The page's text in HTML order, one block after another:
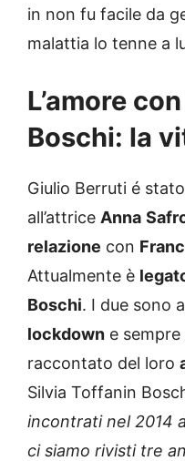
in non fu facile da
malattia lo tenne a
L’amore
Boschi: la
Giulio Berruti é
all’attrice Anna
relazione con
Attualmente è
Boschi. I due sono
lockdown e sempre
raccontato del loro
Silvia Toffanin
incontrati nel 2014
ci siamo rivisti tre